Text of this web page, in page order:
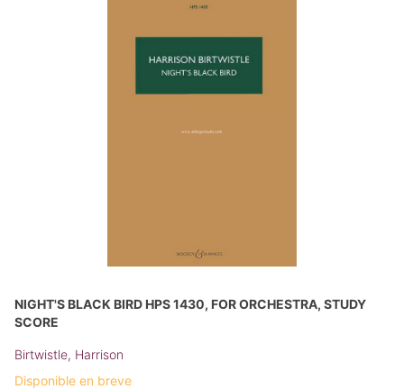
NIGHT'S BLACK BIRD HPS 1430, FOR ORCHESTRA, STUDY
SCORE
Birtwistle, Harrison
Disponible en breve